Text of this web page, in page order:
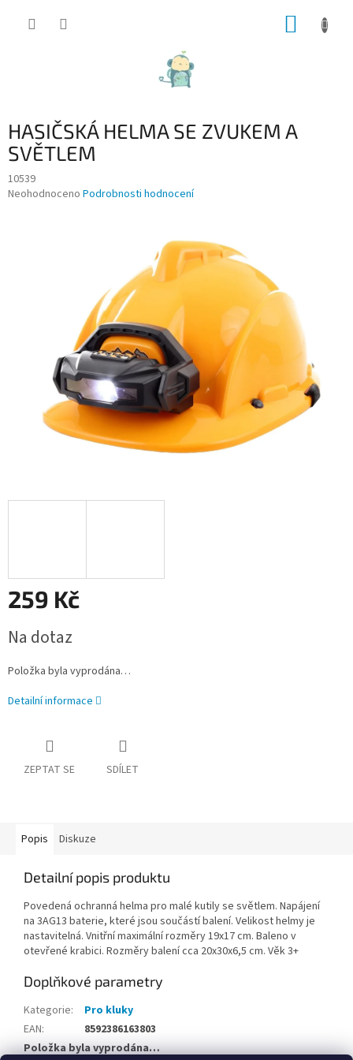
HASIČSKÁ HELMA SE ZVUKEM A
SVĚTLEM
10539
Průměrné
Neohodnoceno Podrobnosti hodnocení
259 Kč
cena:
Na dotaz
Položka byla vyprodána…
Detailní informace
ZEPTAT SE SDÍLET
Popis Diskuze
Detailní popis produktu
Povedená ochranná helma pro malé kutily se světlem. Napájení
na 3AG13 baterie, které jsou součástí balení. Velikost helmy je
nastavitelná. Vnitřní maximální rozměry 19x17 cm. Baleno v
otevřené krabici. Rozměry balení cca 20x30x6,5 cm. Věk 3+
Doplňkové parametry
Kategorie:
Pro kluky
EAN:
8592386163803
Položka byla vyprodána…